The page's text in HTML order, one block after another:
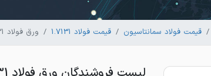
قیمت فولاد سمانتاسیون قیمت فولاد 1.7131 ورق فولاد 1.7131